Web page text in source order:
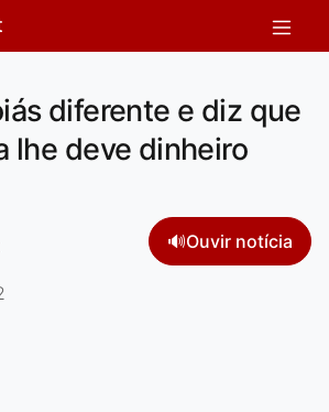
diferente e diz que
lhe deve dinheiro
🔊Ouvir notícia